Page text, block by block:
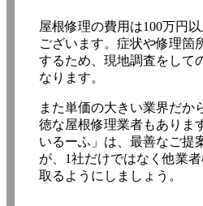
屋根修理の費用は100万円
ございます。症状や修理箇
するため、現地調査をして
なります。
また単価の大きい業界だか
徳な屋根修理業者もありま
いるーふ」は、最善なご提
が、1社だけではなく他業
取るようにしましょう。